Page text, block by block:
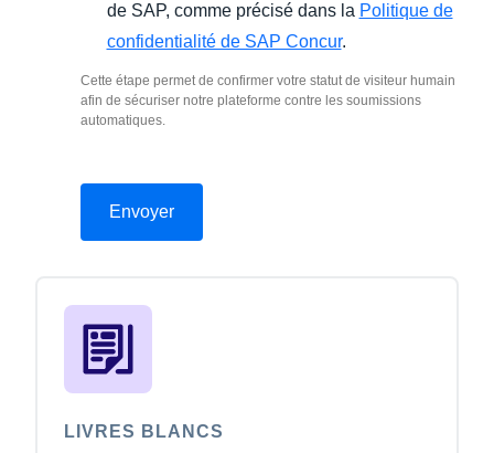
de SAP, comme précisé dans la Politique de
confidentialité de SAP Concur.
Cette étape permet de confirmer votre statut de visiteur humain
afin de sécuriser notre plateforme contre les soumissions
automatiques.
LIVRES BLANCS